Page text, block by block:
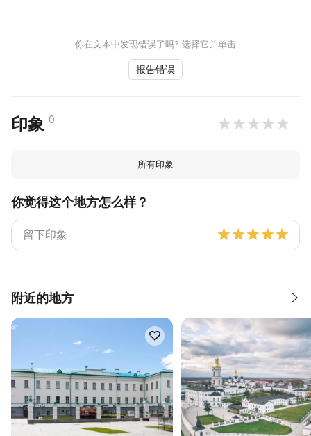
你在文本中发现错误了吗? 选择它并单击
报告错误
印象 0
所有印象
你觉得这个地方怎么样？
附近的地方